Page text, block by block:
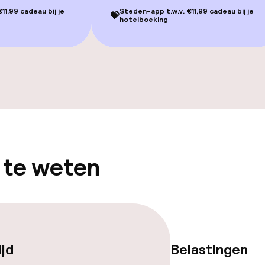
cadeau bij je
💝Steden-app t.w.v. €11,99 cadeau bij je
hotelboeking
te weten
Belastingen